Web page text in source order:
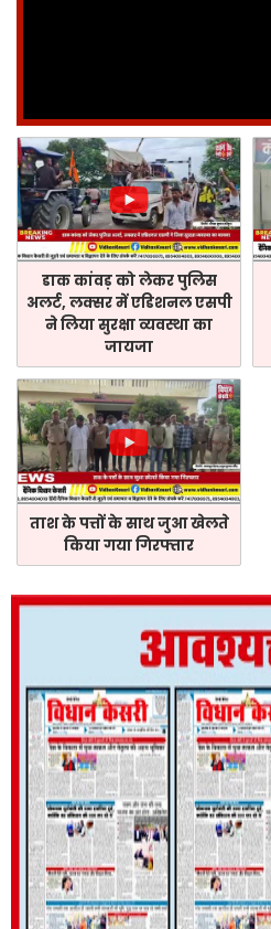
डाक कांवड़ को लेकर पुलिस
अलर्ट, लक्सर में एडिशनल एसपी
ने लिया सुरक्षा व्यवस्था का
जायजा
ताश के पत्तों के साथ जुआ खेलते
किया गया गिरफ्तार